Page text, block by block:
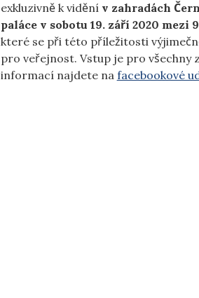
exkluzivně k vidění v zahradách
paláce v sobotu 19. září 2020 mezi
které se při této příležitosti
pro veřejnost. Vstup je pro všechny
informací najdete na facebookové